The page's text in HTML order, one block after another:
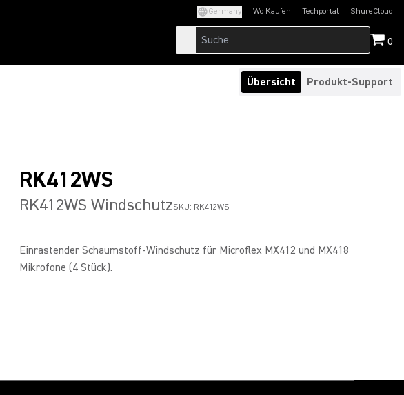
Germany Wo Kaufen Techportal
(Opens in a new tab)ShureCloud
(Opens in a new
0
Übersicht Produkt-Support
RK412WS
RK412WS WindschutzSKU: RK412WS
Einrastender Schaumstoff-Windschutz für Microflex MX412 und MX418
Mikrofone (4 Stück).